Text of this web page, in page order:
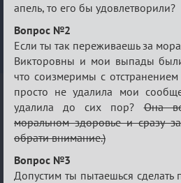
апель, то его бы удовлетворили?
Вопрос №2
Если ты так переживаешь за
Викторовны и мои выпады
что соизмеримы с
просто не удалила мои
удалила до сих пор?Она
моральном здоровье и сразу
обрати внимание.)
Вопрос №3
Допустим ты пытаешься сделать